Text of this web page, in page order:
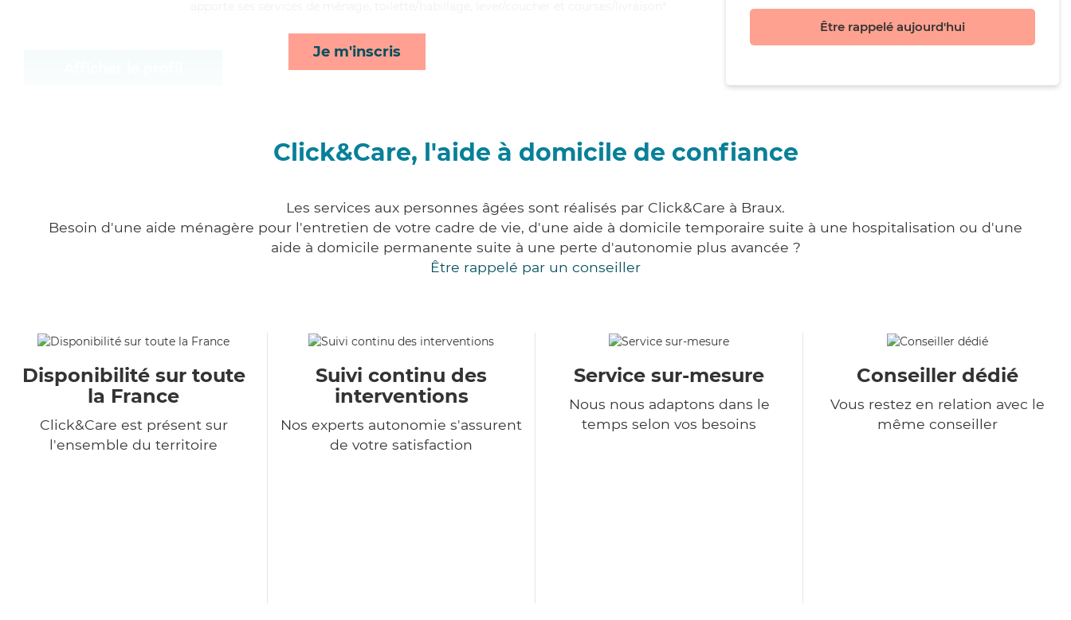
Je m'inscris
Être rappelé aujourd'hui
Click&Care, l'aide à domicile de confiance
Les services aux personnes âgées sont réalisés par Click&Care à Braux.
Besoin d'une aide ménagère pour l'entretien de votre cadre de vie, d'une aide à domicile temporaire suite à une hospitalisation ou d'une
aide à domicile permanente suite à une perte d'autonomie plus avancée ?
Être rappelé par un conseiller
Disponibilité sur toute
la France
Click&Care est présent sur
l'ensemble du territoire
Suivi continu des
interventions
Nos experts autonomie s'assurent
de votre satisfaction
Service sur-mesure
Nous nous adaptons dans le
temps selon vos besoins
Conseiller dédié
Vous restez en relation avec le
même conseiller